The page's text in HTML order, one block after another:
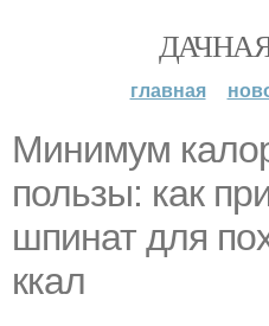
главная
Минимум
пользы: как
шпинат для
ккал